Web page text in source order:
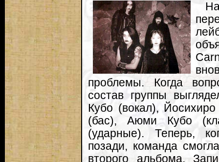
проблемы. Когда
состав группы
Кубо (вокал),
(бас), Аюми Кубо
(ударные). Теперь,
позади, команда
второго альбома.